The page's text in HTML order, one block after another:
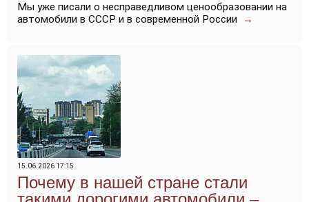
Мы уже писали о несправедливом ценообразовании на
автомобили в СССР и в современной России
→
15.06.2026 17:15
Почему в нашей стране стали